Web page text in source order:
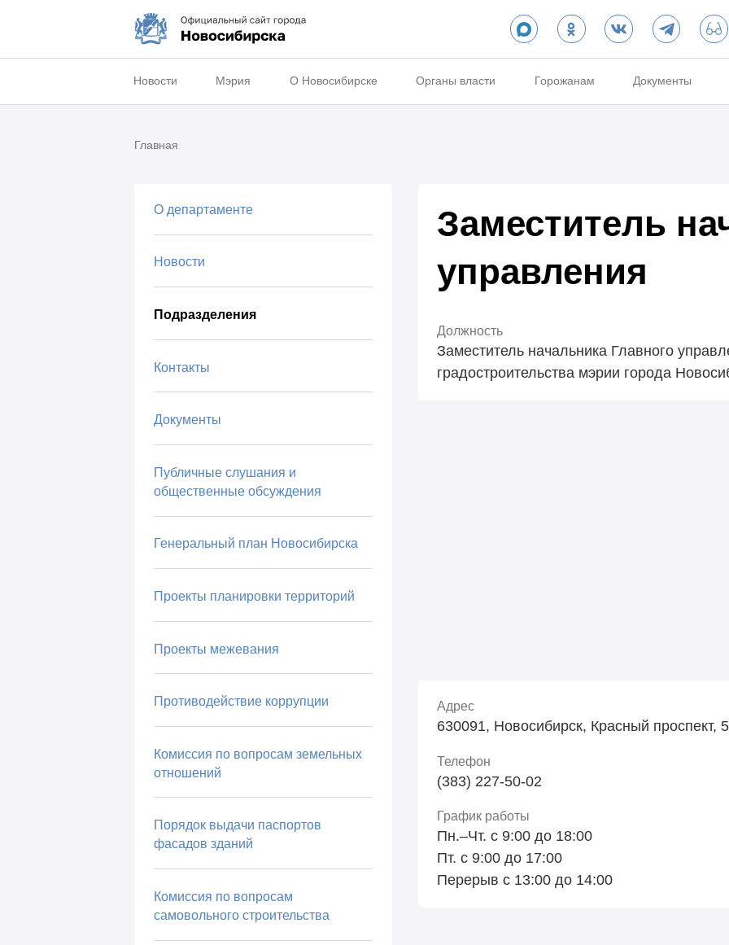
Новости Мэрия О Новосибирске Органы власти Горожанам Документы
Главная
О департаменте
Новости
Подразделения
Контакты
Документы
Публичные слушания и
общественные обсуждения
Генеральный план Новосибирска
Проекты планировки территорий
Проекты межевания
Противодействие коррупции
Комиссия по вопросам земельных
отношений
Порядок выдачи паспортов
фасадов зданий
Комиссия по вопросам
самовольного строительства
Заместитель
управления
Должность
Заместитель начальника Главного
градостроительства мэрии города
Адрес
630091, Новосибирск, Красный проспект,
Телефон
(383) 227-50-02
График работы
Пн.–Чт. с 9:00 до 18:00
Пт. с 9:00 до 17:00
Перерыв с 13:00 до 14:00